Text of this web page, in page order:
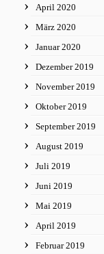
April 2020
März 2020
Januar 2020
Dezember 2019
November 2019
Oktober 2019
September 2019
August 2019
Juli 2019
Juni 2019
Mai 2019
April 2019
Februar 2019